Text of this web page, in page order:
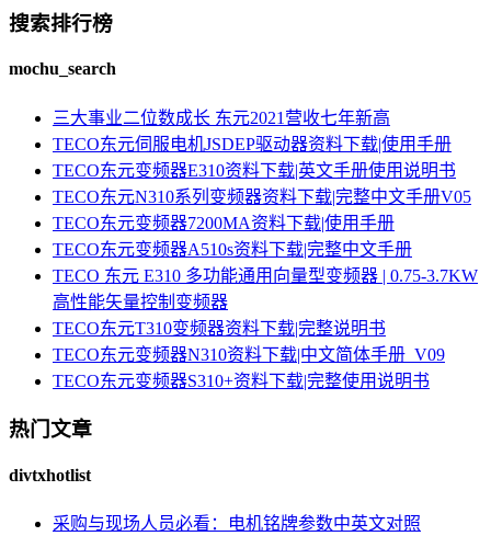
搜索排行榜
mochu_search
三大事业二位数成长 东元2021营收七年新高
TECO东元伺服电机JSDEP驱动器资料下载|使用手册
TECO东元变频器E310资料下载|英文手册使用说明书
TECO东元N310系列变频器资料下载|完整中文手册V05
TECO东元变频器7200MA资料下载|使用手册
TECO东元变频器A510s资料下载|完整中文手册
TECO 东元 E310 多功能通用向量型变频器 | 0.75-3.7KW
高性能矢量控制变频器
TECO东元T310变频器资料下载|完整说明书
TECO东元变频器N310资料下载|中文简体手册_V09
TECO东元变频器S310+资料下载|完整使用说明书
热门文章
divtxhotlist
采购与现场人员必看：电机铭牌参数中英文对照